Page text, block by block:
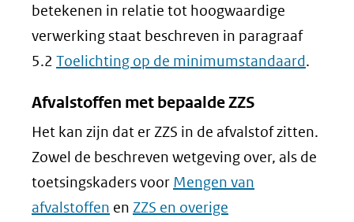
betekenen in relatie tot hoogwaardige
verwerking staat beschreven in paragraaf
5.2 Toelichting op de minimumstandaard.
Afvalstoffen met bepaalde ZZS
Het kan zijn dat er ZZS in de afvalstof zitten.
Zowel de beschreven wetgeving over, als de
toetsingskaders voor Mengen van
afvalstoffen en ZZS en overige